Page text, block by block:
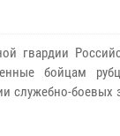
гвардии
бойцам
служебно-боевых